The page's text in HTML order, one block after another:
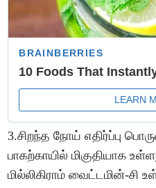
3.சிறந்த நோய் எதிர்ப்பு
பாகற்காயில் மிகுதியாக
மில்லிகிராம் வைட்டமின்-சி